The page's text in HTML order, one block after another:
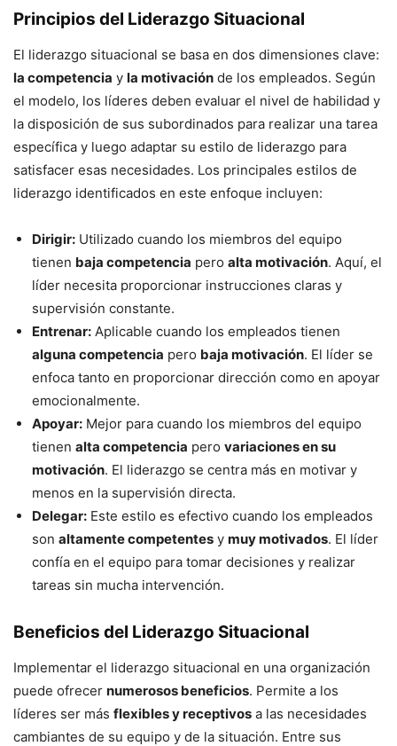
Principios del Liderazgo Situacional
El liderazgo situacional se basa en dos dimensiones clave:
la competencia y la motivación de los empleados. Según
el modelo, los líderes deben evaluar el nivel de habilidad y
la disposición de sus subordinados para realizar una tarea
específica y luego adaptar su estilo de liderazgo para
satisfacer esas necesidades. Los principales estilos de
liderazgo identificados en este enfoque incluyen:
Dirigir: Utilizado cuando los miembros del equipo
tienen baja competencia pero alta motivación. Aquí, el
líder necesita proporcionar instrucciones claras y
supervisión constante.
Entrenar: Aplicable cuando los empleados tienen
alguna competencia pero baja motivación. El líder se
enfoca tanto en proporcionar dirección como en apoyar
emocionalmente.
Apoyar: Mejor para cuando los miembros del equipo
tienen alta competencia pero variaciones en su
motivación. El liderazgo se centra más en motivar y
menos en la supervisión directa.
Delegar: Este estilo es efectivo cuando los empleados
son altamente competentes y muy motivados. El líder
confía en el equipo para tomar decisiones y realizar
tareas sin mucha intervención.
Beneficios del Liderazgo Situacional
Implementar el liderazgo situacional en una organización
puede ofrecer numerosos beneficios. Permite a los
líderes ser más flexibles y receptivos a las necesidades
cambiantes de su equipo y de la situación. Entre sus